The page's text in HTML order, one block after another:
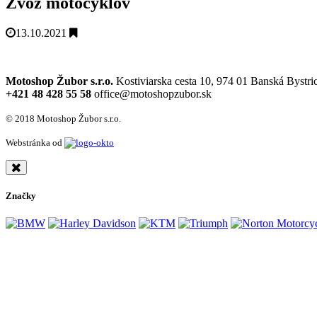
13.10.2021
Motoshop Žubor s.r.o. Kostiviarska cesta 10, 974 01 Banská
+421 48 428 55 58 office@motoshopzubor.sk
© 2018 Motoshop Žubor s.r.o.
Webstránka od
Značky